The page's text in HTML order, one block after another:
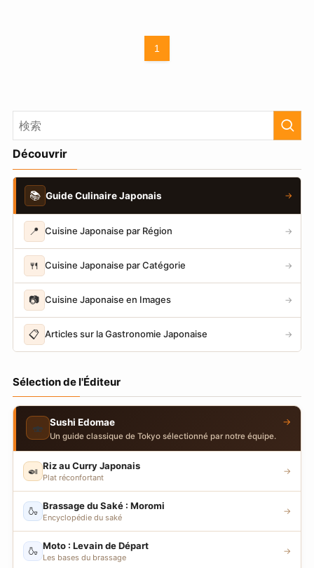
1
Découvrir
📚 Guide Culinaire Japonais →
📍 Cuisine Japonaise par Région →
🍴 Cuisine Japonaise par Catégorie →
📷 Cuisine Japonaise en Images →
📋 Articles sur la Gastronomie Japonaise →
Sélection de l'Éditeur
🍣 Sushi Edomae
Un guide classique de Tokyo sélectionné par notre équipe.
→
🍛 Riz au Curry Japonais
Plat réconfortant
→
🍶 Brassage du Saké : Moromi
Encyclopédie du saké
→
🍶 Moto : Levain de Départ
Les bases du brassage
→